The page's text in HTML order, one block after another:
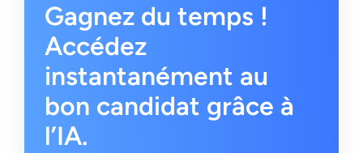
Gagnez du temps !
Accédez
instantanément au
bon candidat grâce à
l’IA.